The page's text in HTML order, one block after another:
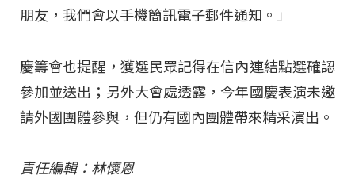
朋友，我們會以手機簡訊電子郵件通知。」
慶籌會也提醒，獲選民眾記得在信內連結點選確認
參加並送出；另外大會處透露，今年國慶表演未邀
請外國團體參與，但仍有國內團體帶來精采演出。
責任編輯：林懷恩